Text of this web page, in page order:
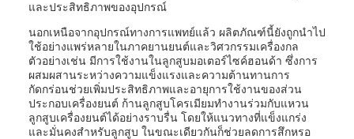
และประสิทธิภาพของอุปกรณ์
นอกเหนือจากอุปกรณ์ทางการแพทย์แล้ว ผลิตภัณฑ์นี้ยังถูกนำไป
ใช้อย่างแพร่หลายในภาคยานยนต์และวิศวกรรมเครื่องกล
ตัวอย่างเช่น มีการใช้งานในลูกสูบมอเตอร์ไซค์ฮอนด้า ซึ่งการ
ผสมผสานระหว่างความแข็งแรงและความต้านทานการ
กัดกร่อนช่วยเพิ่มประสิทธิภาพและอายุการใช้งานของส่วน
ประกอบเครื่องยนต์ ก้านลูกสูบโครเมียมทำงานร่วมกับแหวน
ลูกสูบเครื่องยนต์ได้อย่างราบรื่น โดยให้แนวทางที่แข็งแกร่ง
และมั่นคงสำหรับลูกสูบ ในขณะเดียวกันก็ช่วยลดการสึกหรอ